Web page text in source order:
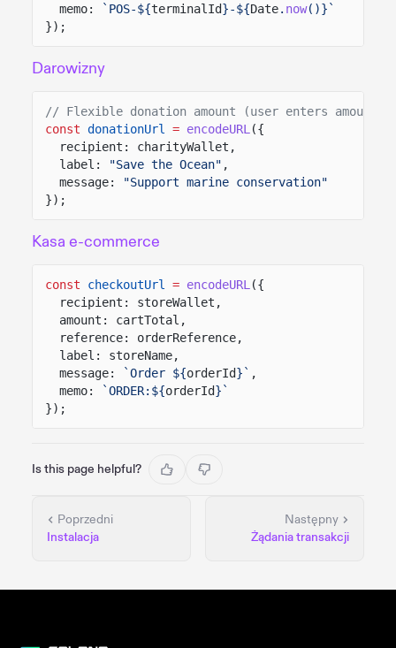
memo:
`POS-${terminalId}-${Date. now()}`
});
Darowizny
// Flexible donation amount (user enters amount
const donationUrl = encodeURL ({
recipient: charityWallet,
label:
"Save the Ocean" ,
message:
"Support marine conservation"
});
Kasa e-commerce
const checkoutUrl = encodeURL ({
recipient: storeWallet,
amount: cartTotal,
reference: orderReference,
label: storeName,
message:
`Order ${orderId}` ,
memo:
`ORDER:${orderId}`
});
Is this page helpful?
Poprzedni
Instalacja
Następny
Żądania transakcji